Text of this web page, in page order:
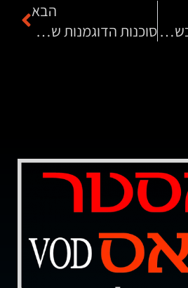
מה אסור לעשות כשיש עומס בעסק
הבא
סוכנות הדוגמנות שחוסכת למפרסמים